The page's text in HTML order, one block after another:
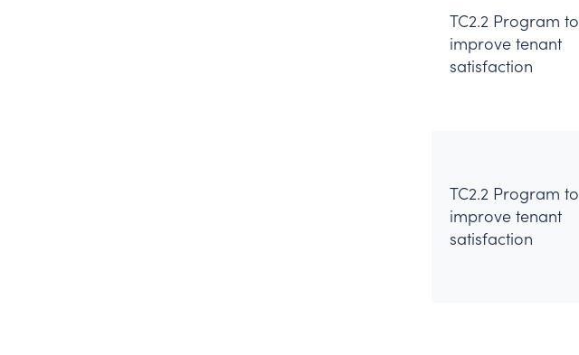
TC2.2 Program to
improve tenant
satisfaction
TC2.2 Program to
improve tenant
satisfaction